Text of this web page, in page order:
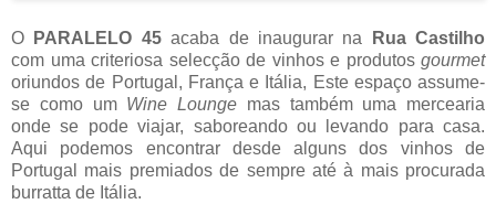
O PARALELO 45acaba de inaugurar na Rua Castilho
com uma criteriosa selecção de vinhos e produtos gourmet
oriundos de Portugal, França e Itália, Este espaço assume-
se como um Wine Lounge mas também uma mercearia
onde se pode viajar, saboreando ou levando para casa.
Aqui podemos encontrar desde alguns dos vinhos de
Portugal mais premiados de sempre até à mais procurada
burratta de Itália.